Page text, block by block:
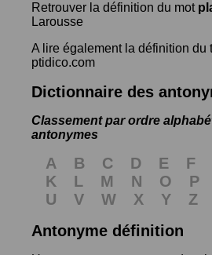
Retrouver la définition du mot
Larousse
A lire également la définition du
ptidico.com
Dictionnaire des
Classement par ordre
antonymes
A B C D E F
K
L M N O P
U
V W X Y
Z
Antonyme définition